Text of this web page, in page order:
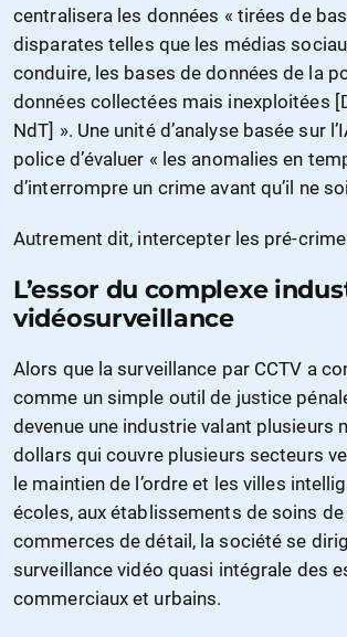
centralisera les données « tirées de
disparates telles que les médias
conduire, les bases de données de la
données collectées mais inexploitées
NdT] ». Une unité d’analyse basée sur
police d’évaluer « les anomalies en
d’interrompre un crime avant qu’il ne
Autrement dit, intercepter les pré-
L’essor du complexe
vidéosurveillance
Alors que la surveillance par CCTV a
comme un simple outil de justice
devenue une industrie valant plusieurs
dollars qui couvre plusieurs secteurs
le maintien de l’ordre et les villes
écoles, aux établissements de soins
commerces de détail, la société se
surveillance vidéo quasi intégrale des
commerciaux et urbains.